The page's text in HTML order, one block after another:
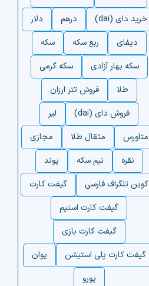
خرید دای (dai)
درهم
دلار
دیفای
ربع سکه
سکه
سکه بهار آزادی
سکه گرمی
طلا
فروش تتر ارزان
فروش دای (dai)
لیر
متاورس
مثقال طلا
مجازی
نقره
نیم سکه
پوند
کوین تلگراف فارسی
گیفت کارت
گیفت کارت استیم
گیفت کارت بازی
گیفت کارت پلی استیشن
یوان
یورو